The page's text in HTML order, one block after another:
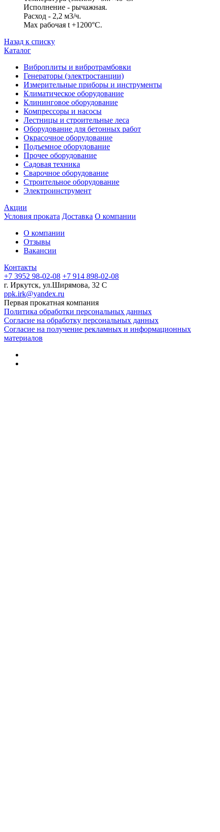
Исполнение - рычажная.
Расход - 2,2 м3/ч.
Max рабочая t +1200°C.
Назад к списку
Каталог
Виброплиты и вибротрамбовки
Генераторы (электростанции)
Измерительные приборы и инструменты
Климатическое оборудование
Клининговое оборудование
Компрессоры и насосы
Лестницы и строительные леса
Оборудование для бетонных работ
Окрасочное оборудование
Подъемное оборудование
Прочее оборудование
Садовая техника
Сварочное оборудование
Строительное оборудование
Электроинструмент
Акции
Условия проката Доставка О компании
О компании
Отзывы
Вакансии
Контакты
+7 3952 98-02-08 +7 914 898-02-08
г. Иркутск, ул.Ширямова, 32 С
ppk.irk@yandex.ru
Первая прокатная компания
Политика обработки персональных данных
Согласие на обработку персональных данных
Согласие на получение рекламных и информационных
материалов